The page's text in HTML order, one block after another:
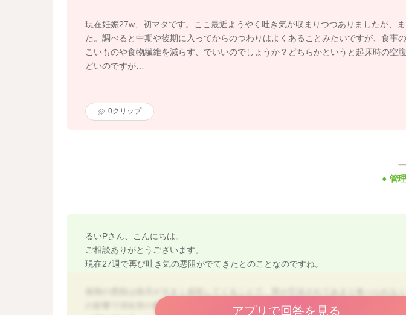
現在妊娠27w、初マタです。ここ最近ようやく吐き気が収まりつつありましたが、
た。調べると中期や後期に入ってからのつわりはよくあることみたいですが、食事
こいものや食物繊維を減らす、でいいのでしょうか？どちらかというと起床時の空
どいのですが…
0クリップ
管
るいPさん、こんにちは。
ご相談ありがとうございます。
現在27週で再び吐き気の悪阻がでてきたとのことなのですね。
の影響で消化管の働きが弱まり吐き気が出てくるということも見られます。
アプリで回答を見る